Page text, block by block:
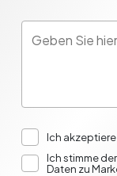
Ich
Ich stimme
Daten zu